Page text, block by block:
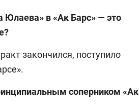
Юлаева» в «Ак Барс» — это
закончился, поступило
соперником «Ак